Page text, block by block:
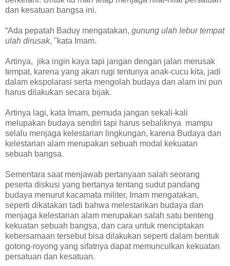
dan kesatuan bangsa ini.
“Ada pepatah Baduy mengatakan, gunung ulah lebur tempat
ulah dirusak, "kata Imam.
Artinya, jika ingin kaya tapi jangan dengan jalan merusak
tempat, karena yang akan rugi tentunya anak-cucu kita, jadi
dalam ekspolarasi serta mengolah budaya dan alam ini pun
harus dilakukan secara bijak.
Artinya lagi, kata Imam, pemuda jangan sekali-kali
melupakan budaya sendiri tapi harus sebaliknya mampu
selalu menjaga kelestarian lingkungan, karena Budaya dan
kelestarian alam merupakan sebuah modal kekuatan
sebuah bangsa.
Sementara saat menjawab pertanyaan salah seorang
peserta diskusi yang bertanya tentang sudut pandang
budaya menurut kacamata militer, Imam mengatakan,
seperti dikatakan tadi bahwa melestarikan budaya dan
menjaga kelestarian alam merupakan salah satu benteng
kekuatan sebuah bangsa, dan cara untuk menciptakan
kebersamaan tersebut bisa dilakukan seperti dalam bentuk
gotong-royong yang sifatnya dapat memunculkan kekuatan
persatuan dan kesatuan.